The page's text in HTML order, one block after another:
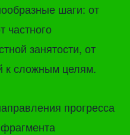
шаги: от
частного
занятости, от
к сложным целям.
прогресса